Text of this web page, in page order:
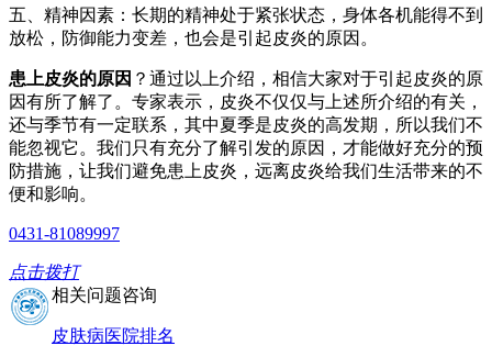
五、精神因素：长期的精神处于紧张状态，身体各机能得不到
放松，防御能力变差，也会是引起皮炎的原因。
患上皮炎的原因 ？通过以上介绍，相信大家对于引起皮炎的原
因有所了解了。专家表示，皮炎不仅仅与上述所介绍的有关，
还与季节有一定联系，其中夏季是皮炎的高发期，所以我们不
能忽视它。我们只有充分了解引发的原因，才能做好充分的预
防措施，让我们避免患上皮炎，远离皮炎给我们生活带来的不
便和影响。
0431-81089997
点击拨打
相关问题咨询
皮肤病医院排名